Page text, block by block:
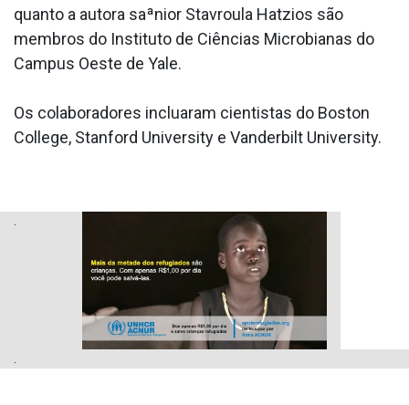
quanto a autora saªnior Stavroula Hatzios são
membros do Instituto de Ciências Microbianas do
Campus Oeste de Yale.
Os colaboradores inclua­ram cientistas do Boston
College, Stanford University e Vanderbilt University.